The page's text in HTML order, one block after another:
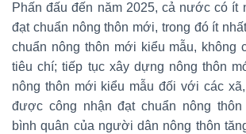
Phấn đấu đến năm 2025, cả nước có ít
đạt chuẩn nông thôn mới, trong đó ít
chuẩn nông thôn mới kiểu mẫu, không
tiêu chí; tiếp tục xây dựng nông thôn
nông thôn mới kiểu mẫu đối với các
được công nhận đạt chuẩn nông
bình quân của người dân nông thôn